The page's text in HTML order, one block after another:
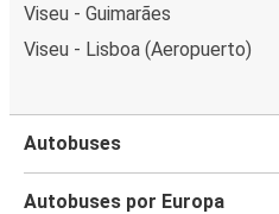
Viseu - Guimarães
Viseu - Lisboa (Aeropuerto)
Autobuses
Autobuses por Europa